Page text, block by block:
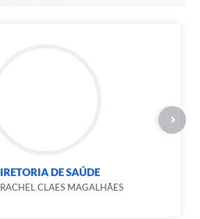
DE SAÚDE
CLAES MAGALHÃES